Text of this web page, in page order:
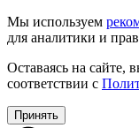
Мы используем
для аналитики и
Оставаясь на сайте,
соответствии с
Принять